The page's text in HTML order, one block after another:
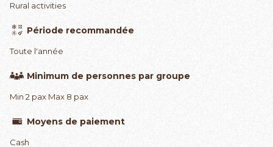
Rural activities
Période recommandée
Toute l'année
Minimum de personnes par groupe
Min 2 pax Max 8 pax
Moyens de paiement
Cash